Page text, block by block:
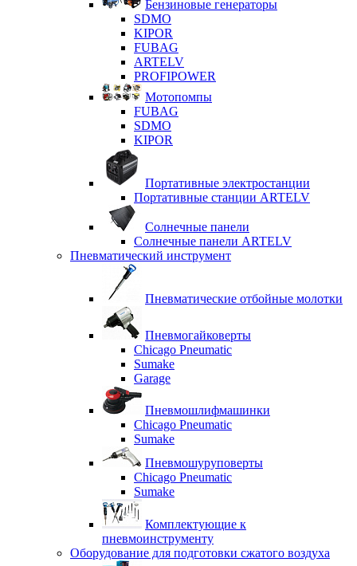
Бензиновые генераторы
SDMO
KIPOR
FUBAG
ARTELV
PROFIPOWER
Мотопомпы
FUBAG
SDMO
KIPOR
Портативные электростанции
Портативные станции ARTELV
Солнечные панели
Солнечные панели ARTELV
Пневматический инструмент
Пневматические отбойные молотки
Пневмогайковерты
Chicago Pneumatic
Sumake
Garage
Пневмошлифмашинки
Chicago Pneumatic
Sumake
Пневмошуруповерты
Chicago Pneumatic
Sumake
Комплектующие к
пневмоинструменту
Оборудование для подготовки сжатого воздуха